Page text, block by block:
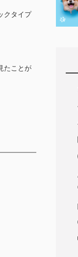
クタイプ
たことが